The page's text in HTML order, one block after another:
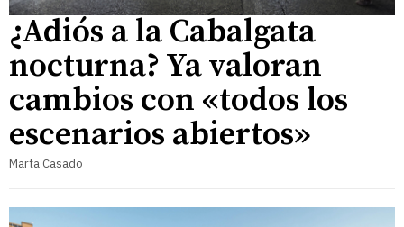
¿Adiós a la Cabalgata
nocturna? Ya valoran
cambios con «todos los
escenarios abiertos»
Marta Casado